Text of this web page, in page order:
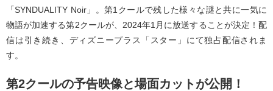
「SYNDUALITY Noir」。第1クールで残した様々な謎と共に一気に
物語が加速する第2クールが、2024年1月に放送することが決定！配
信は引き続き、ディズニープラス「スター」にて独占配信されま
す。
第2クールの予告映像と場面カットが公開！